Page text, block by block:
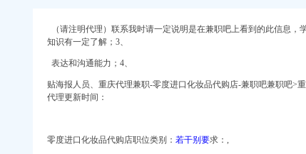
口权)
册）
口权）
（工商变更）
（请注明代理）联系我时请一定说明是在兼职吧上看到的此信息，
知识有一定了解；3、
表达和沟通能力；4、
贴海报人员、重庆代理兼职-零度进口化妆品代购店-兼职吧兼职吧>
代理更新时间：
零度进口化妆品代购店职位类别： 若干别要求：,